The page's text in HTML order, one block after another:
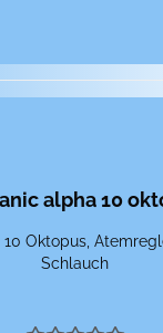
Ok­to­pus,
Schlauch